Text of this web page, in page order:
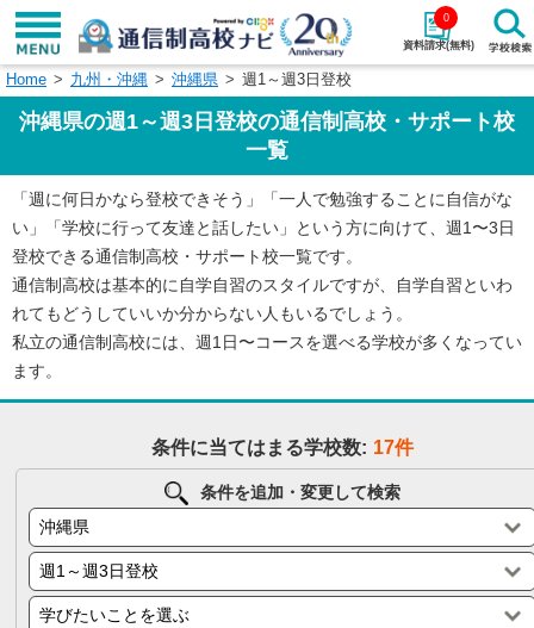
資料請求(無料)
0
学校名で探す
エリアから探す 特徴から探す
エリアを選択して探す
関東 北海道・東北
東海
九州・沖縄
Home 九州・沖縄 沖縄県 週1～週3日登校
沖縄県の週1～週3日登校の通信制高校・サポート校
一覧
「週に何日かなら登校できそう」「一人で勉強することに自信がな
い」「学校に行って友達と話したい」という方に向けて、週1〜3日
登校できる通信制高校・サポート校一覧です。
通信制高校は基本的に自学自習のスタイルですが、自学自習といわ
れてもどうしていいか分からない人もいるでしょう。
私立の通信制高校には、週1日〜コースを選べる学校が多くなってい
ます。
条件に当てはまる学校数: 17件
条件を追加・変更して検索